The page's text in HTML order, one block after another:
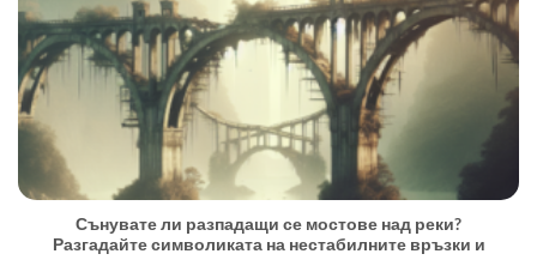
Сънувате ли разпадащи се мостове над реки?
Разгадайте символиката на нестабилните връзки и